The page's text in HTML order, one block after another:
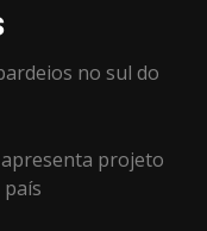
no sul do
projeto